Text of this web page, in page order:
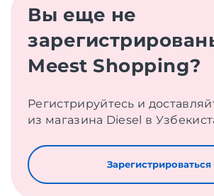
Вы еще не
Meest Shopping?
Регистрируйтесь и
из магазина Diesel в
Зарегистрироваться